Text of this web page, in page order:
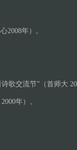
2008年）。
歌交流节”（首师大
年）。